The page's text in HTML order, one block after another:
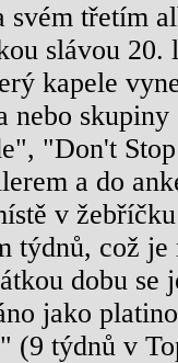
svém třetím
slávou 20.
kapele
nebo
"Don't
a do
v
týdnů, což
dobu
jako
(9 týdnů v